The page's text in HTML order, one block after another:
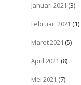
Januari 2021 (3)
Februari 2021 (1)
Maret 2021 (5)
April 2021 (8)
Mei 2021 (7)